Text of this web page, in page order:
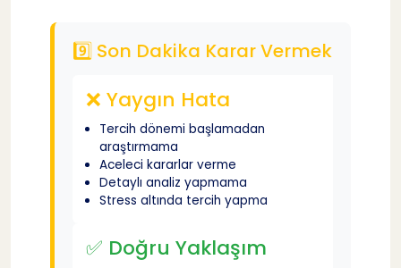
9️⃣ Son Dakika Karar Vermek
❌ Yaygın Hata
Tercih dönemi başlamadan
araştırmama
Aceleci kararlar verme
Detaylı analiz yapmama
Stress altında tercih yapma
✅ Doğru Yaklaşım